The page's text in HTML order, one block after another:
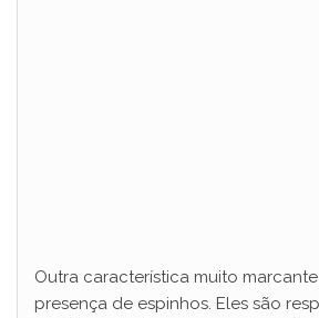
Outra característica muito
presença de espinhos. Eles são